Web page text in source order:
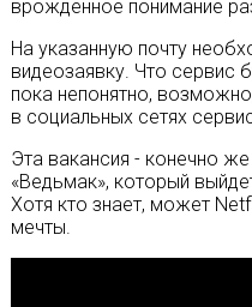
врожденное понимание
На указанную почту
видеозаявку. Что сервис
пока непонятно,
в социальных сетях
Эта вакансия - конечно
«Ведьмак», который
Хотя кто знает, может
мечты.